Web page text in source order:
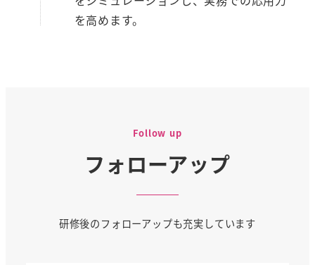
を高めます。
Follow up
フォローアップ
研修後のフォローアップも充実しています